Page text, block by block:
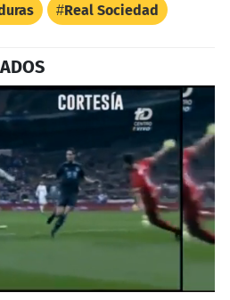
Real Sociedad